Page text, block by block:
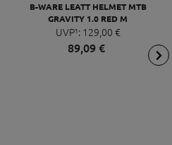
B-WARE LEATT HELMET MTB
GRAVITY 1.0 RED M
UVP¹: 129,00 €
89,09 €